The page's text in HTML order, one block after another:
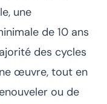
une
de 10 ans
des cycles
œuvre, tout en
ou de